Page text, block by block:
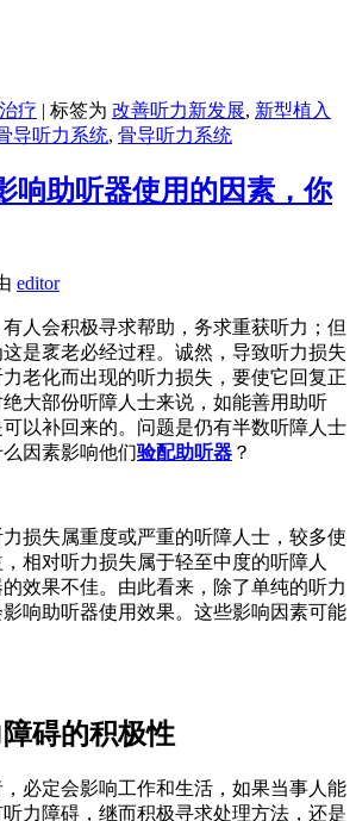
疗 | 标签为 改善听力新发展, 新型植入
导听力系统, 骨导听力系统
响助听器使用的因素，你
editor
人会积极寻求帮助，务求重获听力；但
是衺老必经过程。诚然，导致听力损失
老化而出现的听力损失，要使它回复正
大部份听障人士来说，如能善用助听
以补回来的。问题是仍有半数听障人士
因素影响他们验配助听器 ？
损失属重度或严重的听障人士，较多使
相对听力损失属于轻至中度的听障人
效果不佳。由此看来，除了单纯的听力
响助听器使用效果。这些影响因素可能
碍的积极性
必定会影响工作和生活，如果当事人能
力障碍，继而积极寻求处理方法，还是